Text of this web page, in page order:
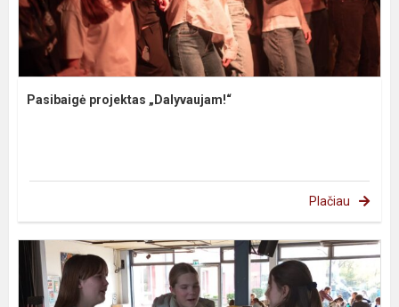
Pasibaigė projektas „Dalyvaujam!“
Plačiau